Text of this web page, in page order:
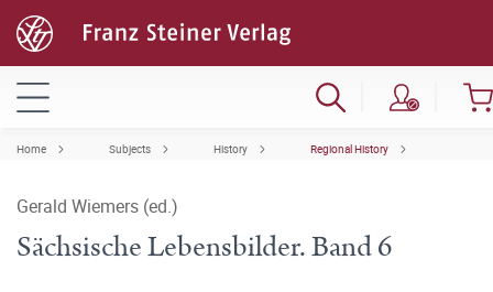
Home Subjects History Regional History
Gerald Wiemers (ed.)
Sächsische Lebensbilder. Band 6